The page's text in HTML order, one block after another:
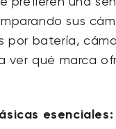
sus
por batería,
ver qué marca